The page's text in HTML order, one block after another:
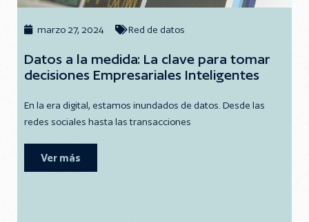
marzo 27, 2024 Red de datos
Datos a la medida: La clave para tomar
decisiones Empresariales Inteligentes
En la era digital, estamos inundados de datos. Desde las
redes sociales hasta las transacciones
Ver más